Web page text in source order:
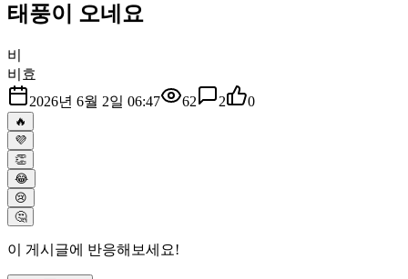
태풍이 오네요
비
비효
2026년 6월 2일 06:47
62 2 0
🔥
💜
👏
😂
😢
🤔
이 게시글에 반응해보세요!